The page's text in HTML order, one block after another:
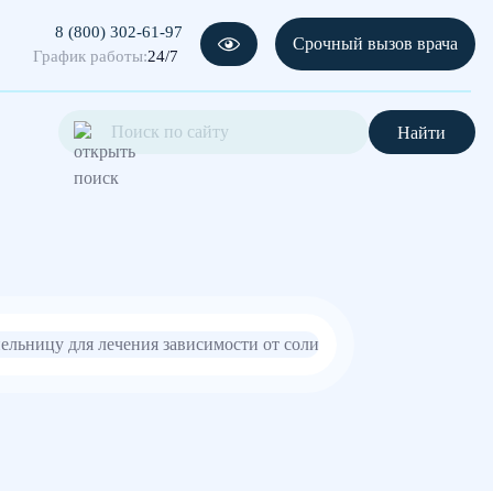
8 (800) 302-61-97
График работы:24/7
Срочный вызов врача
Найти